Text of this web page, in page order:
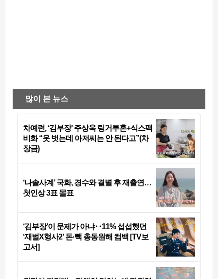
많이 본 뉴스
차예련, ‘김부장’ 주상욱 링거투혼+식스팩
비화 “옷 벗는데 아저씨는 안 된다고”(차
장금)
‘나솔사계’ 국화, 경수와 결별 후 재출연…
첫인상 3표 몰표
‘김부장’이 문제가 아냐‥11% 섭섭했던
‘재벌X형사2’ 돈·빽 총동원해 컴백 [TV보
고서]